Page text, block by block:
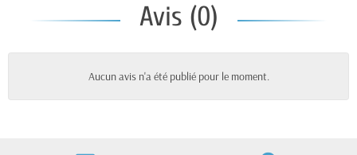
Avis (0)
Aucun avis n'a été publié pour le moment.